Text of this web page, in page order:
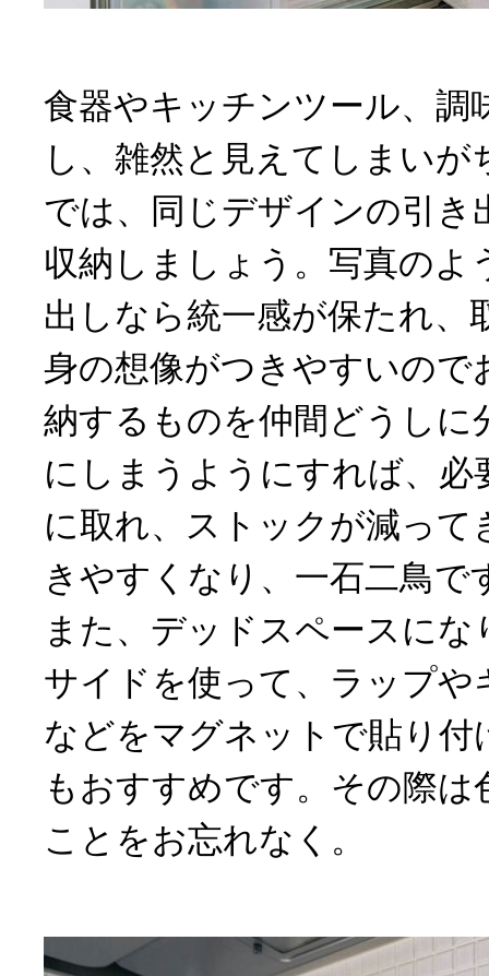
食器やキッチンツール、調
し、雑然と見えてしまい
では、同じデザインの引き
収納しましょう。写真のよ
出しなら統一感が保たれ、
身の想像がつきやすいので
納するものを仲間どうしに
にしまうようにすれば、必
に取れ、ストックが減って
きやすくなり、一石二鳥で
また、デッドスペースに
サイドを使って、ラップや
などをマグネットで貼り付
もおすすめです。その際は
ことをお忘れなく。